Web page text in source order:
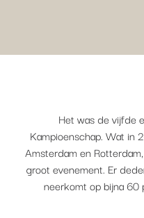
Het was de vijfde
Kampioenschap. Wat in
Amsterdam en
groot evenement. Er
neerkomt op bijna 60